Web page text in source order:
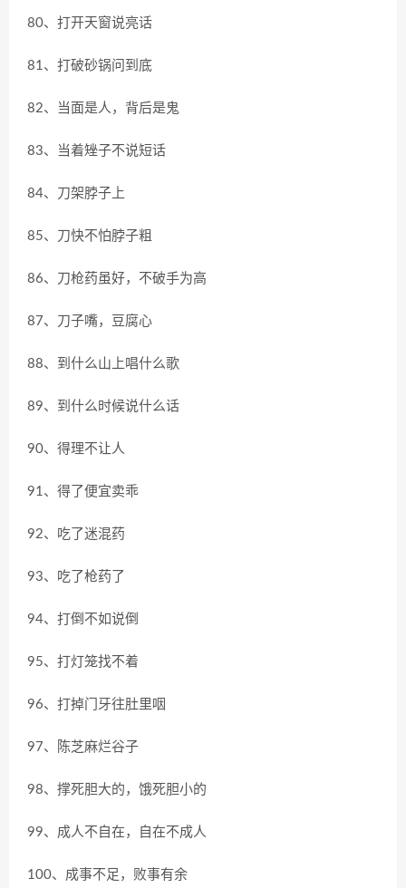
80、打开天窗说亮话
81、打破砂锅问到底
82、当面是人，背后是鬼
83、当着矬子不说短话
84、刀架脖子上
85、刀快不怕脖子粗
86、刀枪药虽好，不破手为高
87、刀子嘴，豆腐心
88、到什么山上唱什么歌
89、到什么时候说什么话
90、得理不让人
91、得了便宜卖乖
92、吃了迷混药
93、吃了枪药了
94、打倒不如说倒
95、打灯笼找不着
96、打掉门牙往肚里咽
97、陈芝麻烂谷子
98、撑死胆大的，饿死胆小的
99、成人不自在，自在不成人
100、成事不足，败事有余